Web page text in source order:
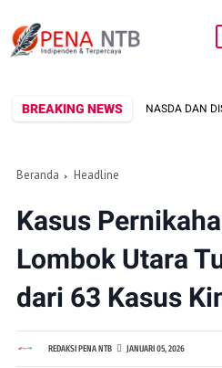
BREAKING NEWS
DAN DISPAR LOMBOK UTARA
Beranda Headline
Kasus
Lombok Utara
dari 63 Kasus
REDAKSI PENA NTB JANUARI 05, 2026